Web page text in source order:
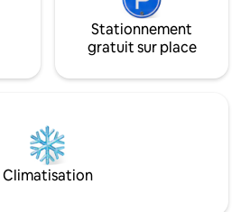
Stationnement
gratuit sur place
Climatisation